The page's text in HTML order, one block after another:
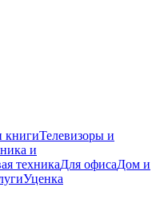
книгиТелевизоры и
и
техникаДля офисаДом и
Уценка